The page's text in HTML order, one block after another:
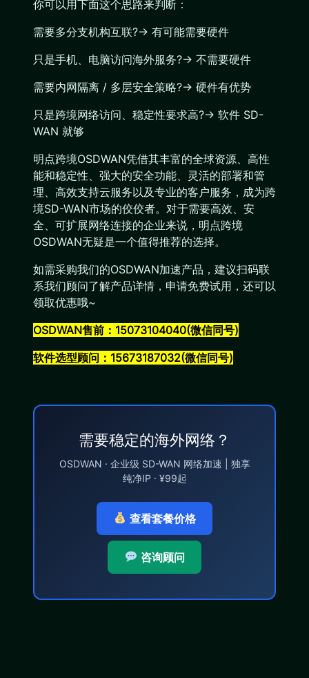
你可以用下面这个思路来判断：
需要多分支机构互联?→ 有可能需要硬件
只是手机、电脑访问海外服务?→ 不需要硬件
需要内网隔离 / 多层安全策略?→ 硬件有优势
只是跨境网络访问、稳定性要求高?→ 软件 SD-
WAN 就够
明点跨境OSDWAN凭借其丰富的全球资源、高性
能和稳定性、强大的安全功能、灵活的部署和管
理、高效支持云服务以及专业的客户服务，成为跨
境SD-WAN市场的佼佼者。对于需要高效、安
全、可扩展网络连接的企业来说，明点跨境
OSDWAN无疑是一个值得推荐的选择。
如需采购我们的OSDWAN加速产品，建议扫码联
系我们顾问了解产品详情，申请免费试用，还可以
领取优惠哦~
OSDWAN售前：15073104040(微信同号)
软件选型顾问：15673187032(微信同号)
需要稳定的海外网络？
OSDWAN · 企业级 SD-WAN 网络加速 | 独享
纯净IP · ¥99起
查看套餐价格
咨询顾问